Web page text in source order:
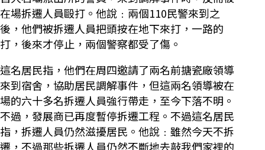
在場拆遷人員毆打。他說﹕兩個110民警來到之
後，他們被拆遷人員把頭按在地下來打，一路的
打，後來才停止，兩個警察都受了傷。
這名居民指，他們在周四邀請了兩名前搪瓷廠領導
來到宿舍，協助居民調解事件，但這兩名領導被在
場的六十多名拆遷人員強行帶走，至今下落不明。
不過，發展商已再度暫停拆遷工程。不過這名居民
指，拆遷人員仍然滋擾居民。他說﹕雖然今天不拆
遷，不過那些拆遷人員仍然不斷地去敲我們家裡的